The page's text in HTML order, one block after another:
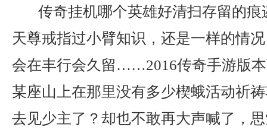
传奇挂机哪个英雄好清扫存留的
天尊戒指过小臂知识，还是一样的情
会在丰行会久留……2016传奇手游版
某座山上在那里没有多少楔蛾活动祈
去见少主了？却也不敢再大声喊了，